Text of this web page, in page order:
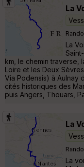
La
La
km, le chemin traverse,
Loire et les Deux
Via Podensis) à Aulnay
cités historiques des
puis Angers, Thouars,
La
La